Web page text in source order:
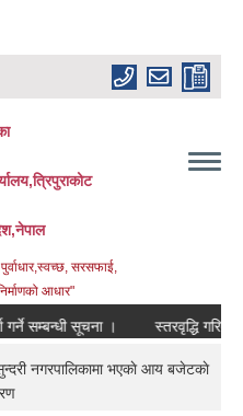
सरसफाई,
आधार"
सूचना । स्तरवृद्धि गरिएको
नगरपालिकामा भएकाे आय बजेटकाे